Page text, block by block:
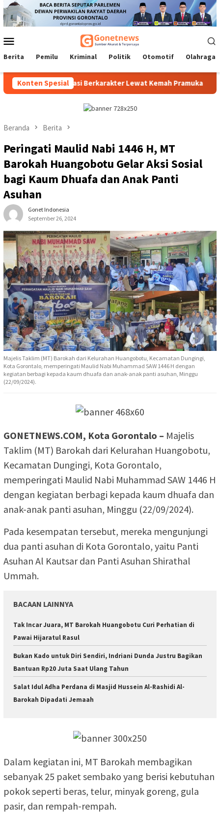
Loncat
ke
konten
Mobile
Berita Pemilu Kriminal Politik Otomotif Olahraga
Konten Spesial
Generasi Berkarakter Lewat Kemah Pramuka Protes
Beranda Berita
Peringati Maulid Nabi 1446 H, MT
Barokah Huangobotu Gelar Aksi Sosial
bagi Kaum Dhuafa dan Anak Panti
Asuhan
Gonet Indonesia
September 26, 2024
Majelis Taklim (MT) Barokah dari Kelurahan Huangobotu, Kecamatan Dungingi,
Kota Gorontalo, memperingati Maulid Nabi Muhammad SAW 1446 H dengan
kegiatan berbagi kepada kaum dhuafa dan anak-anak panti asuhan, Minggu
(22/09/2024).
GONETNEWS.COM, Kota Gorontalo – Majelis
Taklim (MT) Barokah dari Kelurahan Huangobotu,
Kecamatan Dungingi, Kota Gorontalo,
memperingati Maulid Nabi Muhammad SAW 1446 H
dengan kegiatan berbagi kepada kaum dhuafa dan
anak-anak panti asuhan, Minggu (22/09/2024).
Pada kesempatan tersebut, mereka mengunjungi
dua panti asuhan di Kota Gorontalo, yaitu Panti
Asuhan Al Kautsar dan Panti Asuhan Shirathal
Ummah.
BACAAN LAINNYA
Tak Incar Juara, MT Barokah Huangobotu Curi Perhatian di
Pawai Hijaratul Rasul
Bukan Kado untuk Diri Sendiri, Indriani Dunda Justru Bagikan
Bantuan Rp20 Juta Saat Ulang Tahun
Salat Idul Adha Perdana di Masjid Hussein Al-Rashidi Al-
Barokah Dipadati Jemaah
Dalam kegiatan ini, MT Barokah membagikan
sebanyak 25 paket sembako yang berisi kebutuhan
pokok seperti beras, telur, minyak goreng, gula
pasir, dan rempah-rempah.